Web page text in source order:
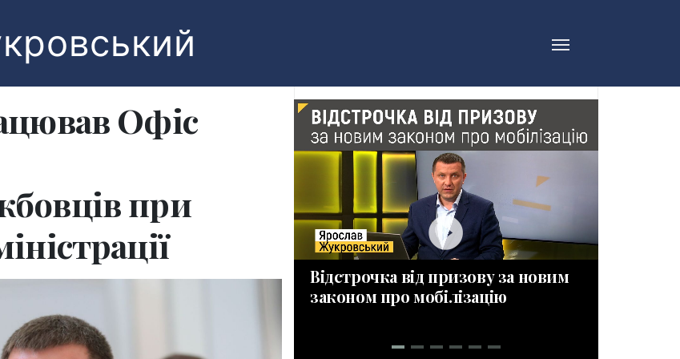
Офіс
при
Відстрочка від призову за новим
законом про мобілізацію